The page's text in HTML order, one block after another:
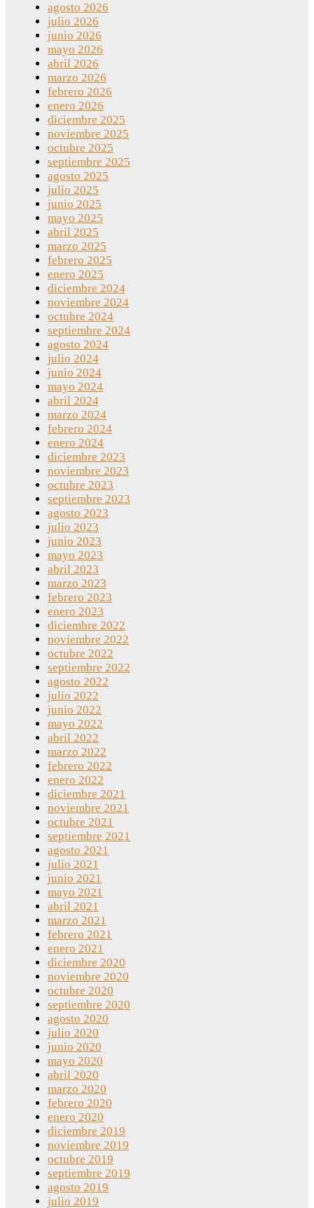
agosto 2026
julio 2026
junio 2026
mayo 2026
abril 2026
marzo 2026
febrero 2026
enero 2026
diciembre 2025
noviembre 2025
octubre 2025
septiembre 2025
agosto 2025
julio 2025
junio 2025
mayo 2025
abril 2025
marzo 2025
febrero 2025
enero 2025
diciembre 2024
noviembre 2024
octubre 2024
septiembre 2024
agosto 2024
julio 2024
junio 2024
mayo 2024
abril 2024
marzo 2024
febrero 2024
enero 2024
diciembre 2023
noviembre 2023
octubre 2023
septiembre 2023
agosto 2023
julio 2023
junio 2023
mayo 2023
abril 2023
marzo 2023
febrero 2023
enero 2023
diciembre 2022
noviembre 2022
octubre 2022
septiembre 2022
agosto 2022
julio 2022
junio 2022
mayo 2022
abril 2022
marzo 2022
febrero 2022
enero 2022
diciembre 2021
noviembre 2021
octubre 2021
septiembre 2021
agosto 2021
julio 2021
junio 2021
mayo 2021
abril 2021
marzo 2021
febrero 2021
enero 2021
diciembre 2020
noviembre 2020
octubre 2020
septiembre 2020
agosto 2020
julio 2020
junio 2020
mayo 2020
abril 2020
marzo 2020
febrero 2020
enero 2020
diciembre 2019
noviembre 2019
octubre 2019
septiembre 2019
agosto 2019
julio 2019